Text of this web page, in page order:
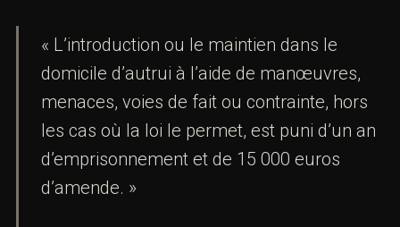
« L’introduction ou le maintien dans le
domicile d’autrui à l’aide de manœuvres,
menaces, voies de fait ou contrainte, hors
les cas où la loi le permet, est puni d’un
an d’emprisonnement et de 15 000 euros